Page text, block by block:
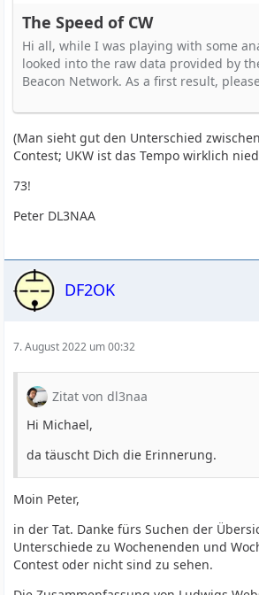
The Speed of CW
Hi all, while I was playing with some
looked into the raw data provided by
Beacon Network. As a first result,
(Man sieht gut den Unterschied
Contest; UKW ist das Tempo wirklich
73!
Peter DL3NAA
DF2OK
7. August 2022 um 00:32
Zitat von dl3naa
Hi Michael,
da täuscht Dich die Erinnerung.
Moin Peter,
in der Tat. Danke fürs Suchen der
Unterschiede zu Wochenenden und
Contest oder nicht sind zu sehen.